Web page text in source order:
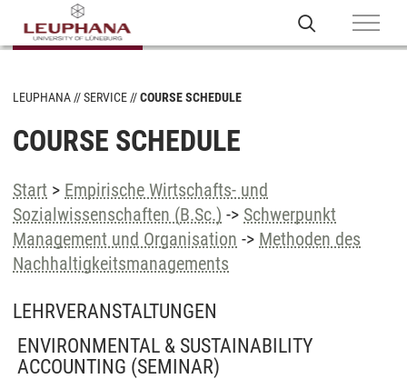
LEUPHANA SERVICE COURSE SCHEDULE
COURSE SCHEDULE
Start > Empirische Wirtschafts- und
Sozialwissenschaften (B.Sc.) -> Schwerpunkt
Management und Organisation -> Methoden des
Nachhaltigkeitsmanagements
LEHRVERANSTALTUNGEN
ENVIRONMENTAL & SUSTAINABILITY
ACCOUNTING (SEMINAR)